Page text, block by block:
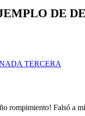
DE
TERCERA
fuera entre lo blanco, y rojo, lo amarillo, y verdinegro, contra animadas pinturas, disimulado veneno Negó mi padre a su gusto el logro de sus deseos, esquivo en su pretensión, riguroso con su afecto. Por esta causa Albuino, ofendido del desprecio, tomo las armas furioso la venganza dispuesto. Fue dichoso en alcanzarla, si bien cruel, y grosero en derramar tanta sangre del que pretendió por suegro. La cotonada cabeza tiene en su poder, haciendo de nuestra desdicha alarde, de sus victorias trofeo. No a la venganza te incito con lastimosos ejemplos, que ofrece la edad pasada en sentimientos ajenos. Con tu hijo te provoco, cuyo destroncado cuerpo, hoy al mortal estaturo fonebre lisonja ha hecho. Que más desdichado caso! que más infausto suceso? que más afrentosa acción? que más bárbaro desprecio? No pido a tus largos años juve niles ardimientos; pues me lo niegan tus canas en la nieve de su invierno. Armas, y favor te pido, dol que en las venas, y en el pecho, sangre, y valor me concede para la venganza el cielo Tus banderas se enárbolen,